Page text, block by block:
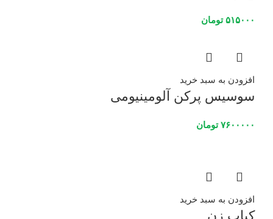
۵۱۵۰۰۰ تومان
افزودن به سبد خرید
سوسیس پرکن آلومینیومی
۷۶۰۰۰۰۰ تومان
افزودن به سبد خرید
کباب زن